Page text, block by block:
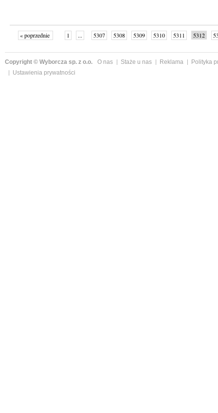
« poprzednie 1 ... 5307 5308 5309 5310 5311 5312
Copyright © Wyborcza sp. z o.o. O nas Staże u nas Reklama
Polityka
Ustawienia prywatności